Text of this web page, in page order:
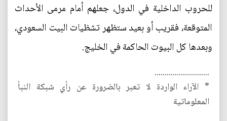
للحروب الداخلية في الدول، جعلهم أمام مرمى الأحداث
المتوقعة، فقريب أو بعيد ستظهر تشظيات البيت السعودي،
وبعدها كل البيوت الحاكمة في الخليج.
...........................
* الآراء الواردة لا تعبر بالضرورة عن رأي شبكة النبأ
المعلوماتية